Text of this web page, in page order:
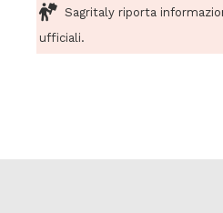
Sagritaly riporta
ufficiali.